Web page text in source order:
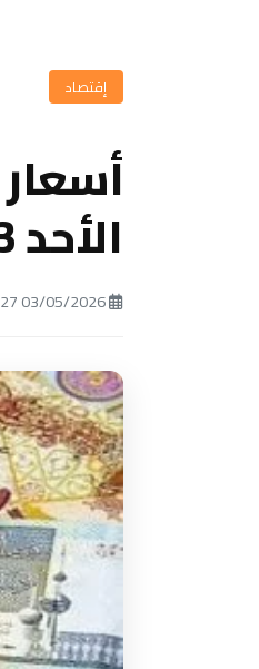
إقتصاد
الأحد 3 مايو